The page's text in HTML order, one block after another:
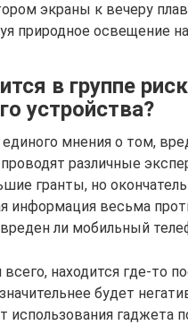
экраны к вечеру
природное освещение на
в группе
устройства?
мнения о том,
различные
гранты, но
информация весьма
вреден ли мобильный
всего, находится где-то
будет
использования гаджета